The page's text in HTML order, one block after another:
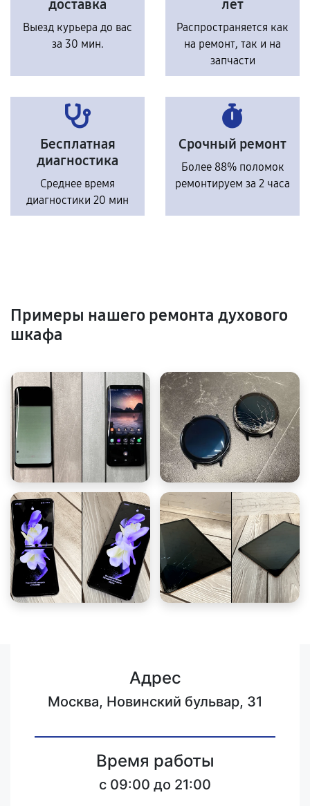
доставка
Выезд курьера до вас
за 30 мин.
лет
Распространяется как
на ремонт, так и на
запчасти
Бесплатная
диагностика
Среднее время
диагностики 20 мин
Срочный ремонт
Более 88% поломок
ремонтируем за 2 часа
Примеры нашего ремонта духового
шкафа
Адрес
Москва, Новинский бульвар, 31
Время работы
c 09:00 до 21:00